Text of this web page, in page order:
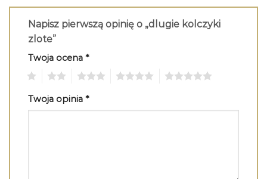
Napisz pierwszą opinię o „dlugie kolczyki
zlote”
Twoja ocena *
Twoja opinia *